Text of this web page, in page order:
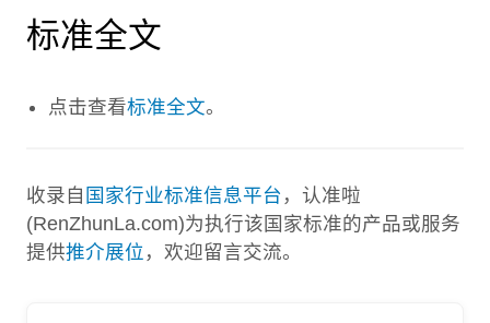
标准全文
点击查看标准全文。
收录自 国家行业标准信息平台 ，认准啦
(RenZhunLa.com)为执行该国家标准的产品或服务
提供推介展位 ，欢迎留言交流。